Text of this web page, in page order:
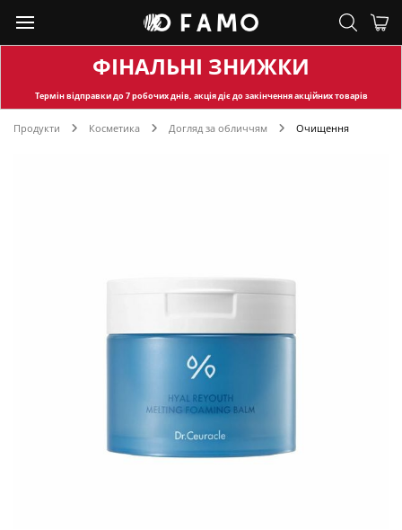
ФІНАЛЬНІ ЗНИЖКИ
Термін відправкидо 7 робочих днів, акція діє до закінчення акційних товарів
Продукти Косметика Догляд за обличчям Очищення